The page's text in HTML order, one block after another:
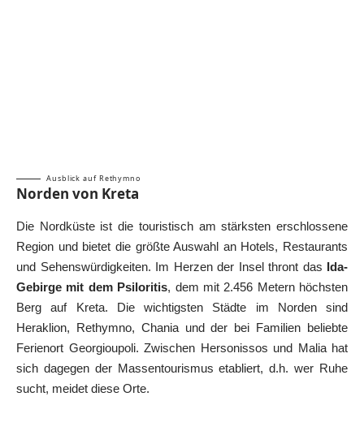
Ausblick auf Rethymno
Norden von Kreta
Die Nordküste ist die touristisch am stärksten erschlossene
Region und bietet die größte Auswahl an Hotels, Restaurants
und Sehenswürdigkeiten. Im Herzen der Insel thront das Ida-
Gebirge mit dem Psiloritis, dem mit 2.456 Metern höchsten
Berg auf Kreta. Die wichtigsten Städte im Norden sind
Heraklion, Rethymno, Chania und der bei Familien beliebte
Ferienort Georgioupoli. Zwischen Hersonissos und Malia hat
sich dagegen der Massentourismus etabliert, d.h. wer Ruhe
sucht, meidet diese Orte.